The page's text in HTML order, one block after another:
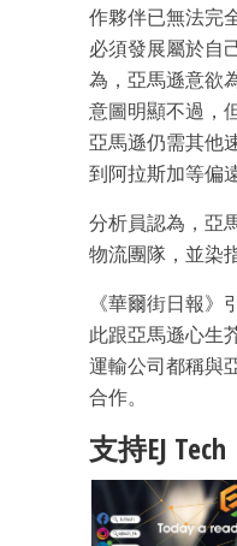
作夥伴已無法完
必須發展屬於自
為，亞馬遜意欲
意圖明顯不過，
亞馬遜仍需其他
到阿拉斯加等偏
分析員認為，亞
物流團隊，並染
《華爾街日報》
此跟亞馬遜心生
運輸公司都稱與
合作。
支持EJ Tech